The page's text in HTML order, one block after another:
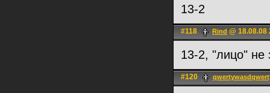
13-2
#118 Rind @ 18.08.08
13-2, "лицо" не
#120